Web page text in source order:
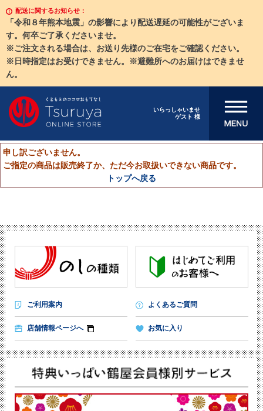
配送に関するお知らせ：
「令和８年熊本地震」の影響により配送遅延の可能性がございま
す。何卒ご了承くださいませ。
※ご注文される場合は、お送り先様のご在宅をご確認ください。
※日時指定はお受けできません。※避難所へのお届けはできませ
ん。
いらっしゃいませ
ゲスト 様
メニューを開
申し訳ございません。
ご指定の商品は販売終了か、ただ今お取扱いできない商品です。
トップへ戻る
ご利用案内 よくあるご質問
店舗情報ページへ お気に入り